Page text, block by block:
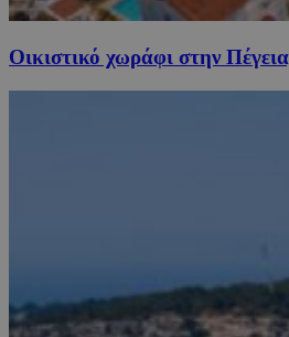
Οικιστικό χωράφι στην